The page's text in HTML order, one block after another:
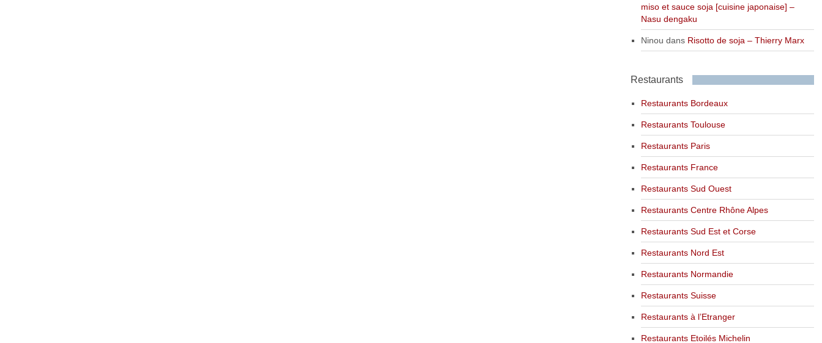
miso et sauce soja [cuisine japonaise] –
Nasu dengaku
Ninou dans Risotto de soja – Thierry Marx
Restaurants
Restaurants Bordeaux
Restaurants Toulouse
Restaurants Paris
Restaurants France
Restaurants Sud Ouest
Restaurants Centre Rhône Alpes
Restaurants Sud Est et Corse
Restaurants Nord Est
Restaurants Normandie
Restaurants Suisse
Restaurants à l’Etranger
Restaurants Etoilés Michelin